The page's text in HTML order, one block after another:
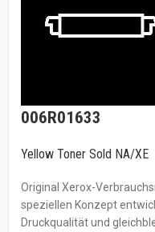
006R01633
Yellow Toner Sold NA/XE
Original Xerox-
speziellen Konzept
Druckqualität und